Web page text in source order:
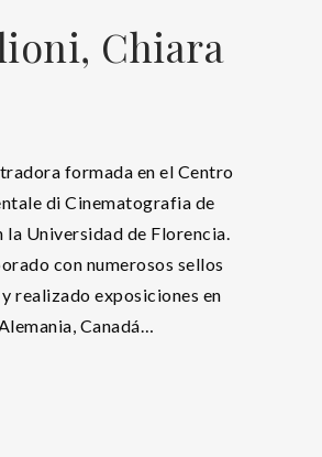
Chiara
formada en el Centro
di Cinematografia de
la Universidad de Florencia.
con numerosos sellos
realizado exposiciones en
Canadá…